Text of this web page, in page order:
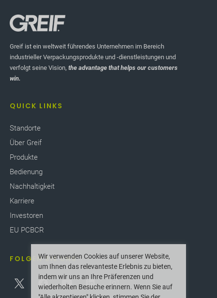
Greif ist ein weltweit führendes Unternehmen im Bereich
industrieller Verpackungsprodukte und -dienstleistungen und
verfolgt seine Vision, the advantage that helps our customers
win.
QUICK LINKS
Standorte
Über Greif
Produkte
Bedienung
Nachhaltigkeit
Karriere
Investoren
EU PCBCR
FOLGEN SIE UNS
Wir verwenden Cookies auf unserer Website,
um Ihnen das relevanteste Erlebnis zu bieten,
indem wir uns an Ihre Präferenzen und
wiederholten Besuche erinnern. Wenn Sie auf